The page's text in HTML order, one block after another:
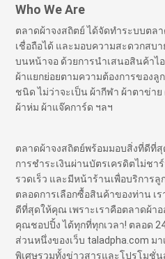
Who We Are
ตลาดผ้าจงสถิตย์ ได้จัดทำระบบตล
เชื่อถือได้ และมอบความสะดวกสบ
บนหน้าจอ ด้วยการนำเสนอสินค้าไ
ผ้าแยกย่อยตามความต้องการของลู
ชนิด ไม่ว่าจะเป็น ผ้ากีฬา ผ้าตาข่า
ผ้าห่ม ผ้าแจ๊คการ์ด ฯลฯ
ตลาดผ้าจงสถิตย์พร้อมมอบสิ่งที่ดีที่สุ
การชำระเงินผ่านบัตรเครดิตไม่ชา
รวดเร็ว และมีหน้าร้านเพื่อบริการ
ตลอดการเลือกซื้อสินค้าของท่าน เ
ดีที่สุดให้คุณ เพราะเราคือตลาดผ้า
คุณชอปปิ้ง ได้ทุกที่ทุกเวลา! ตลอด
ส่วนหนึ่งของเว็บ taladpha.com ม
พิเศษรวมทั้งข่าวสารและโปรโมชั่